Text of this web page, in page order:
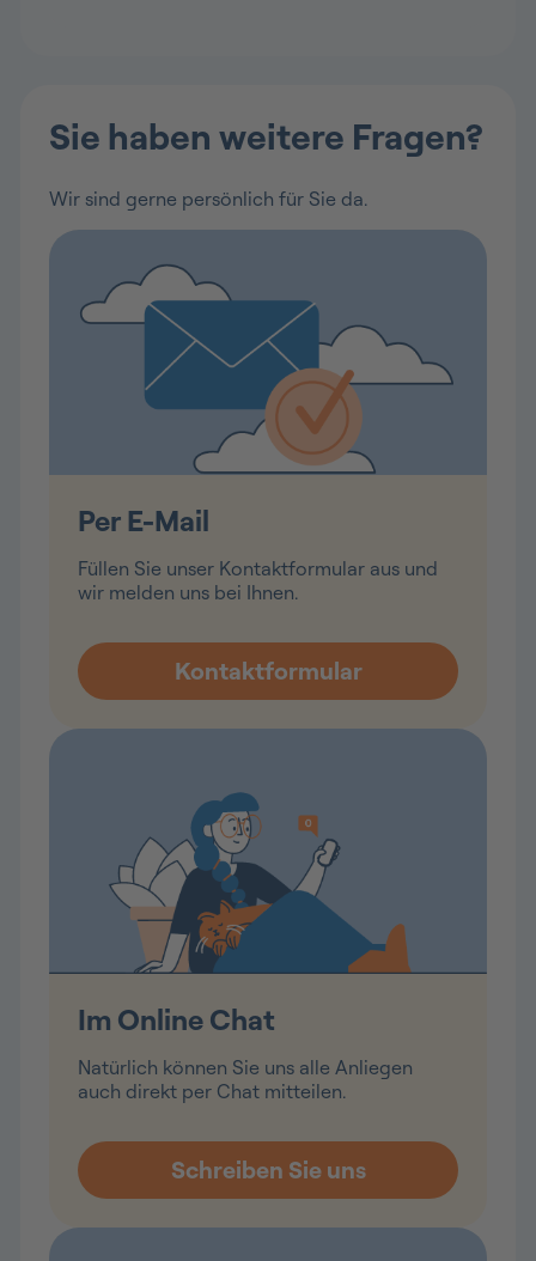
Sie haben weitere Fragen?
Wir sind gerne persönlich für Sie da.
Per E-Mail
Füllen Sie unser Kontaktformular aus und
wir melden uns bei Ihnen.
Im Online Chat
Natürlich können Sie uns alle Anliegen
auch direkt per Chat mitteilen.